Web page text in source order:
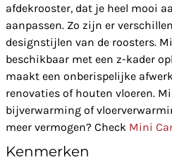
afdekrooster, dat je heel mooi
aanpassen. Zo zijn er
designstijlen van de roosters.
beschikbaar met een z-kader
maakt een onberispelijke
renovaties of houten vloeren.
bijverwarming of
meer vermogen? Check Mini
Kenmerken